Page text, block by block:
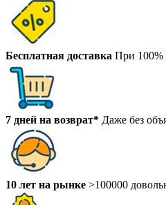
Бесплатная доставка При 100%
7 дней на возврат* Даже без
10 лет на рынке >100000